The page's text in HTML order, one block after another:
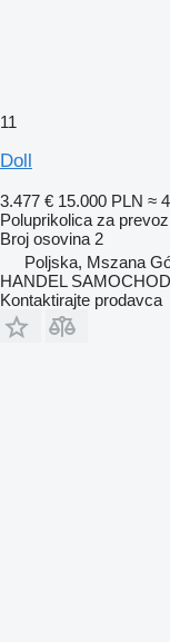
11
Doll
3.477 € 15.000 PLN ≈
Poluprikolica za
Broj osovina 2
Poljska, Mszana
HANDEL
Kontaktirajte prodavca